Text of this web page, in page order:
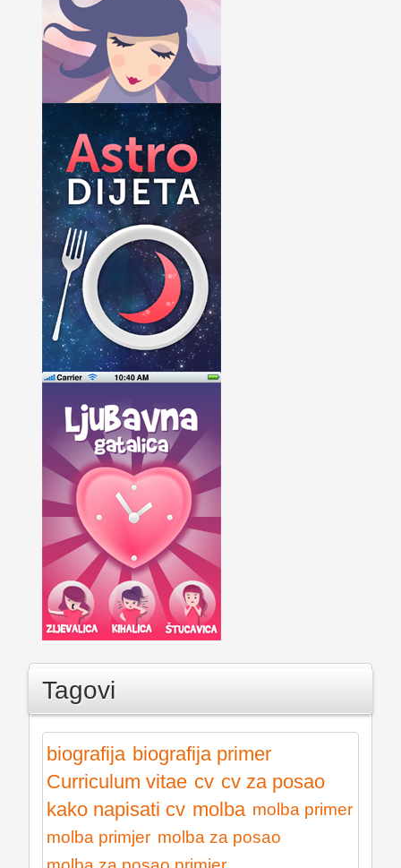
Tagovi
biografija biografija primer
Curriculum vitae cv cv za posao
kako napisati cv molba molba primer
molba primjer molba za posao